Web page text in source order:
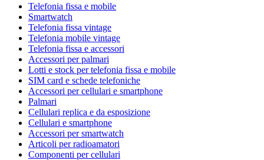
Telefonia fissa e mobile
Smartwatch
Telefonia fissa vintage
Telefonia mobile vintage
Telefonia fissa e accessori
Accessori per palmari
Lotti e stock per telefonia fissa e mobile
SIM card e schede telefoniche
Accessori per cellulari e smartphone
Palmari
Cellulari replica e da esposizione
Cellulari e smartphone
Accessori per smartwatch
Articoli per radioamatori
Componenti per cellulari